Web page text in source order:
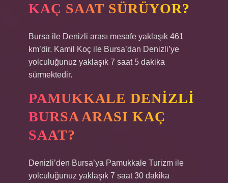
KAÇ SAAT SÜRÜYOR?
Bursa ile Denizli arası mesafe yaklaşık 461
km’dir. Kamil Koç ile Bursa’dan Denizli’ye
yolculuğunuz yaklaşık 7 saat 5 dakika
sürmektedir.
PAMUKKALE DENIZLI
BURSA ARASI KAÇ
SAAT?
Denizli’den Bursa’ya Pamukkale Turizm ile
yolculuğunuz yaklaşık 7 saat 30 dakika